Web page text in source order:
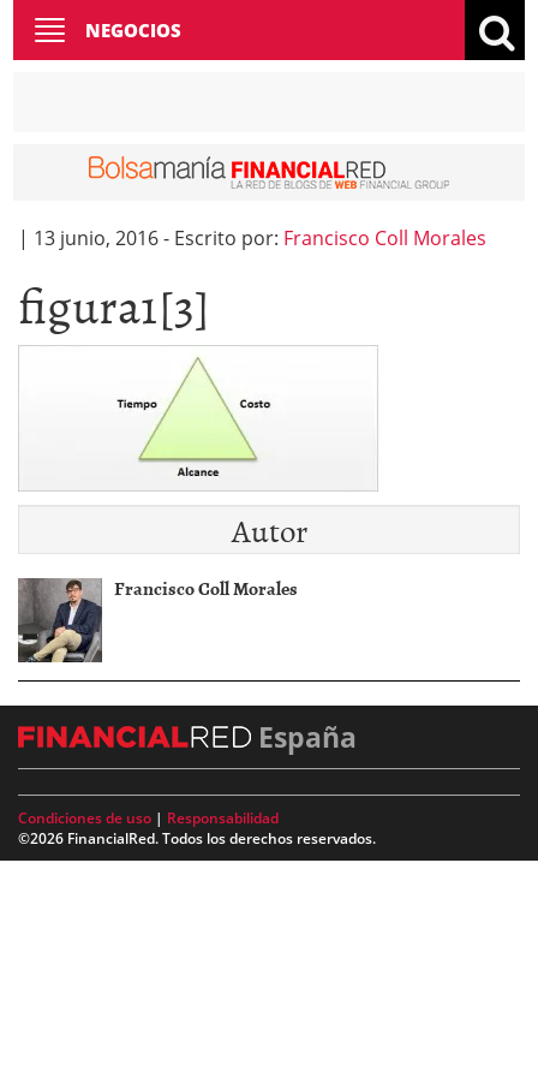
Toggle
navigation
NEGOCIOS
| 13 junio, 2016- Escrito por: Francisco Coll Morales
figura1[3]
Autor
Francisco Coll Morales
España
Condiciones de uso | Responsabilidad
©2026 FinancialRed. Todos los derechos reservados.